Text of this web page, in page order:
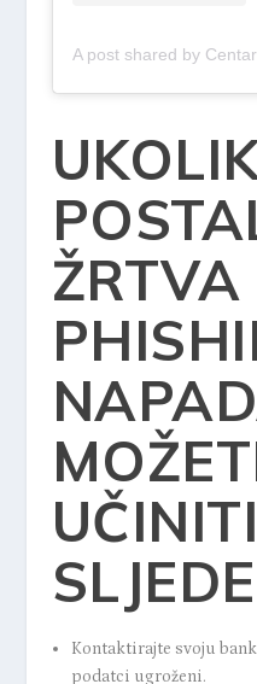
ŽRTVA
UČINITI
Kontaktirajte svoju
podatci ugroženi.